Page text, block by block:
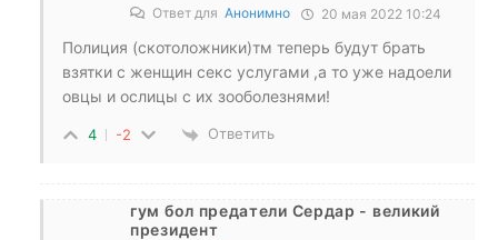
Ответ для Анонимно 20 мая 2022 10:24
Полиция (скотоложники)тм теперь будут брать
взятки с женщин секс услугами ,а то уже надоели
овцы и ослицы с их зооболезнями!
4 -2 Ответить
гум бол предатели Сердар - великий
президент